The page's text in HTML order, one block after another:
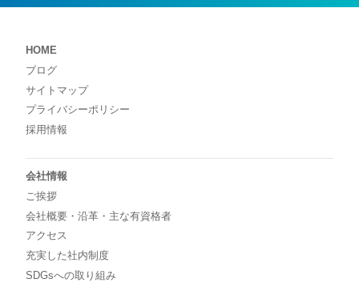
HOME
ブログ
サイトマップ
プライバシーポリシー
採用情報
会社情報
ご挨拶
会社概要・沿革・主な有資格者
アクセス
充実した社内制度
SDGsへの取り組み